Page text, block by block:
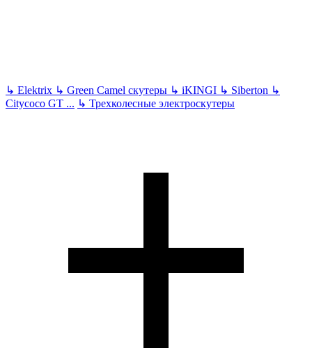
↳ Elektrix ↳ Green Camel скутеры ↳ iKINGI ↳ Siberton ↳
Citycoco GT ... ↳ Трехколесные электроскутеры